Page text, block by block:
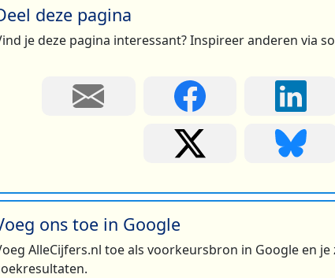
deze pagina
je deze pagina interessant? Inspireer anderen via
ons toe in Google
AlleCijfers.nl toe als voorkeursbron in Google en